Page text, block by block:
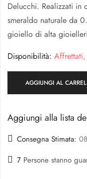
Delucchi. Realizzati in
smeraldo naturale da
gioiello di alta
Disponibilità:
AGGIUNGI AL
Aggiungi alla lista
Consegna Stimata:
7 Persone stanno